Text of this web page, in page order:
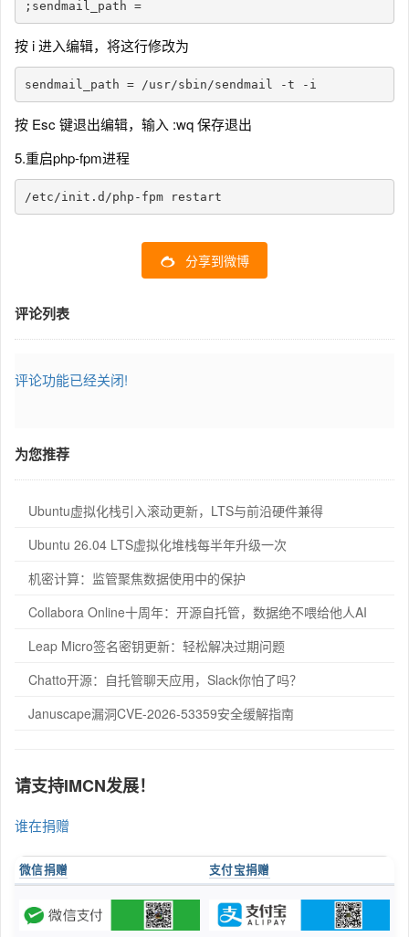
;sendmail_path =
按 i 进入编辑，将这行修改为
sendmail_path = /usr/sbin/sendmail -t -i
按 Esc 键退出编辑，输入 :wq 保存退出
5.重启php-fpm进程
/etc/init.d/php-fpm restart
分享到微博
评论列表
评论功能已经关闭!
为您推荐
Ubuntu虚拟化栈引入滚动更新，LTS与前沿硬件兼得
Ubuntu 26.04 LTS虚拟化堆栈每半年升级一次
机密计算：监管聚焦数据使用中的保护
Collabora Online十周年：开源自托管，数据绝不喂给他人AI
Leap Micro签名密钥更新：轻松解决过期问题
Chatto开源：自托管聊天应用，Slack你怕了吗？
Januscape漏洞CVE-2026-53359安全缓解指南
请支持IMCN发展！
谁在捐赠
微信捐赠 支付宝捐赠